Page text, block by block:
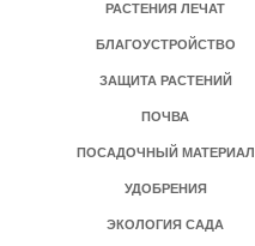
РАСТЕНИЯ ЛЕЧАТ
БЛАГОУСТРОЙСТВО
ЗАЩИТА РАСТЕНИЙ
ПОЧВА
ПОСАДОЧНЫЙ МАТЕРИАЛ
УДОБРЕНИЯ
ЭКОЛОГИЯ САДА